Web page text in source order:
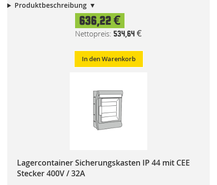
Produktbeschreibung
636,22 €
534,64 €
In den Warenkorb
Lagercontainer Sicherungskasten IP 44 mit CEE
Stecker 400V / 32A